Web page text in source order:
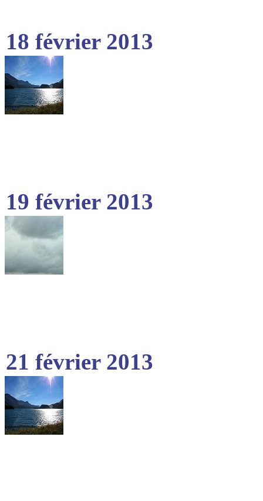
18 février 2013
19 février 2013
21 février 2013